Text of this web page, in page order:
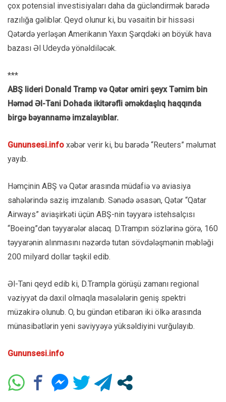
çox potensial investisiyaları daha da gücləndirmək barədə
razılığa gəliblər. Qeyd olunur ki, bu vəsaitin bir hissəsi
Qətərdə yerləşən Amerikanın Yaxın Şərqdəki ən böyük hava
bazası Əl Udeydə yönəldiləcək.
***
ABŞ lideri Donald Tramp və Qətər əmiri şeyx Təmim bin
Həməd Əl-Tani Dohada ikitərəfli əməkdaşlıq haqqında
birgə bəyannamə imzalayıblar.
Gununsesi.info xəbər verir ki, bu barədə “Reuters” məlumat
yayıb.
Həmçinin ABŞ və Qətər arasında müdafiə və aviasiya
sahələrində saziş imzalanıb. Sənədə əsasən, Qətər “Qatar
Airways” aviaşirkəti üçün ABŞ-nin təyyarə istehsalçısı
“Boeing”dən təyyarələr alacaq. D.Trampın sözlərinə görə, 160
təyyarənin alınmasını nəzərdə tutan sövdələşmənin məbləği
200 milyard dollar təşkil edib.
Əl-Tani qeyd edib ki, D.Trampla görüşü zamanı regional
vəziyyət də daxil olmaqla məsələlərin geniş spektri
müzakirə olunub. O, bu gündən etibarən iki ölkə arasında
münasibətlərin yeni səviyyəyə yüksəldiyini vurğulayıb.
Gununsesi.info